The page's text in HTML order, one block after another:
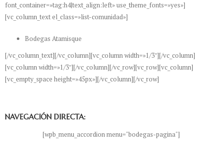
font_container=»tag:h4|text_align:left» use_theme_fonts=»yes»]
[vc_column_text el_class=»list-comunidad»]
Bodegas Atamisque
[/vc_column_text][/vc_column][vc_column width=»1/3″][/vc_column]
[vc_column width=»1/3″][/vc_column][/vc_row][vc_row][vc_column]
[vc_empty_space height=»45px»][/vc_column][/vc_row]
NAVEGACIÓN DIRECTA:
[wpb_menu_accordion menu="bodegas-pagina"]